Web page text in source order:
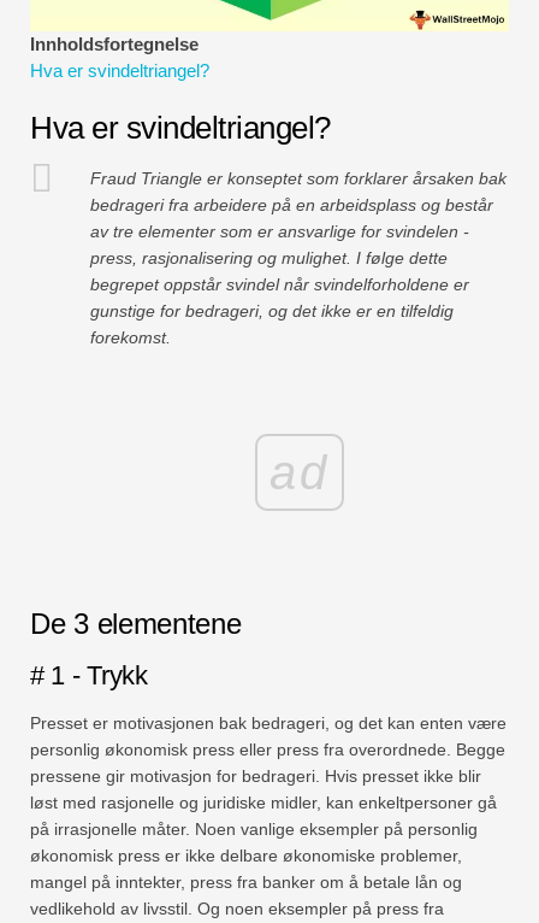
Økonomiske modelleringsveiledninger
Fullstendig format
Risikostyringsveiledninger
Innholdsfortegnelse
Hva er svindeltriangel?
Hva er svindeltriangel?
Fraud Triangle er konseptet som forklarer årsaken bak
bedrageri fra arbeidere på en arbeidsplass og består
av tre elementer som er ansvarlige for svindelen -
press, rasjonalisering og mulighet. I følge dette
begrepet oppstår svindel når svindelforholdene er
gunstige for bedrageri, og det ikke er en tilfeldig
forekomst.
ad
De 3 elementene
# 1 - Trykk
Presset er motivasjonen bak bedrageri, og det kan enten være
personlig økonomisk press eller press fra overordnede. Begge
pressene gir motivasjon for bedrageri. Hvis presset ikke blir
løst med rasjonelle og juridiske midler, kan enkeltpersoner gå
på irrasjonelle måter. Noen vanlige eksempler på personlig
økonomisk press er ikke delbare økonomiske problemer,
mangel på inntekter, press fra banker om å betale lån og
vedlikehold av livsstil. Og noen eksempler på press fra